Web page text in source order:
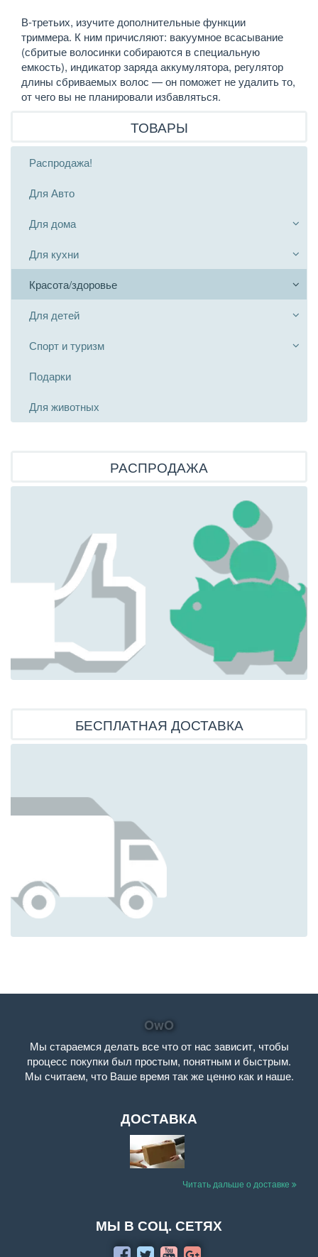
В-третьих, изучите дополнительные функции
триммера. К ним причисляют: вакуумное всасывание
(сбритые волосинки собираются в специальную
емкость), индикатор заряда аккумулятора, регулятор
длины сбриваемых волос — он поможет не удалить то,
от чего вы не планировали избавляться.
ТОВАРЫ
Распродажа!
Для Авто
Для дома
Для кухни
Красота/здоровье
Для детей
Спорт и туризм
Подарки
Для животных
РАСПРОДАЖА
БЕСПЛАТНАЯ ДОСТАВКА
OwO
Мы стараемся делать все что от нас зависит, чтобы
процесс покупки был простым, понятным и быстрым.
Мы считаем, что Ваше время так же ценно как и наше.
ДОСТАВКА
Читать дальше о доставке
МЫ В СОЦ. СЕТЯХ